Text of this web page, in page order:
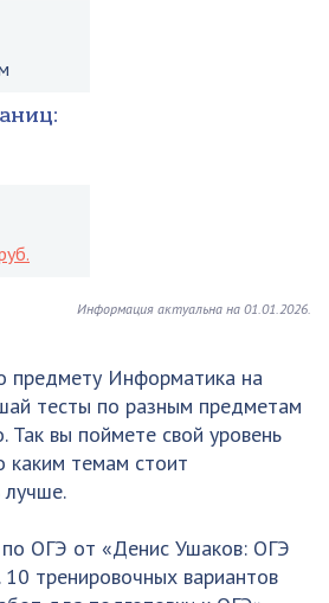
Информация актуальна на 01.01.2026.
предмету Информатика на
тесты по разным предметам
Так вы поймете свой уровень
каким темам стоит
лучше.
ОГЭ от «Денис Ушаков: ОГЭ
тренировочных вариантов